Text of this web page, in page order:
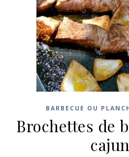
BARBECUE OU
Brochettes de
cajun